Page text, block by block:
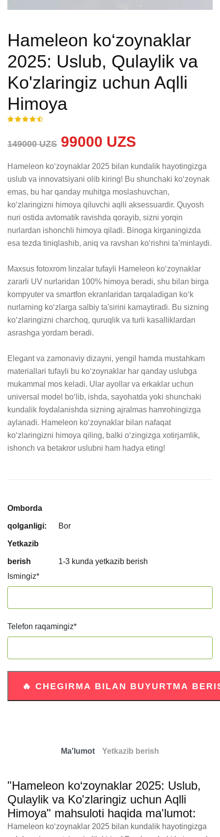
Hameleon ko‘zoynaklar
2025: Uslub, Qulaylik va
Ko'zlaringiz uchun Aqlli
Himoya
149000 UZS 99000 UZS
Hameleon ko‘zoynaklar 2025 bilan kundalik hayotingizga
uslub va innovatsiyani olib kiring! Bu shunchaki ko‘zoynak
emas, bu har qanday muhitga moslashuvchan,
ko‘zlaringizni himoya qiluvchi aqlli aksessuardir. Quyosh
nuri ostida avtomatik ravishda qorayib, sizni yorqin
nurlardan ishonchli himoya qiladi. Binoga kirganingizda
esa tezda tiniqlashib, aniq va ravshan ko‘rishni ta’minlaydi.
Maxsus fotoxrom linzalar tufayli Hameleon ko‘zoynaklar
zararli UV nurlaridan 100% himoya beradi, shu bilan birga
kompyuter va smartfon ekranlaridan tarqaladigan ko‘k
nurlarning ko‘zlarga salbiy ta'sirini kamaytiradi. Bu sizning
ko‘zlaringizni charchoq, quruqlik va turli kasalliklardan
asrashga yordam beradi.
Elegant va zamonaviy dizayni, yengil hamda mustahkam
materiallari tufayli bu ko‘zoynaklar har qanday uslubga
mukammal mos keladi. Ular ayollar va erkaklar uchun
universal model bo‘lib, ishda, sayohatda yoki shunchaki
kundalik foydalanishda sizning ajralmas hamrohingizga
aylanadi. Hameleon ko‘zoynaklar bilan nafaqat
ko‘zlaringizni himoya qiling, balki o‘zingizga xotirjamlik,
ishonch va betakror uslubni ham hadya eting!
Omborda
qolganligi: Bor
Yetkazib
berish
1-3 kunda yetkazib berish
Ismingiz*
Telefon raqamingiz*
Ma'lumot Yetkazib berish
"Hameleon ko‘zoynaklar 2025: Uslub,
Qulaylik va Ko'zlaringiz uchun Aqlli
Himoya" mahsuloti haqida ma'lumot:
Hameleon ko‘zoynaklar 2025 bilan kundalik hayotingizga